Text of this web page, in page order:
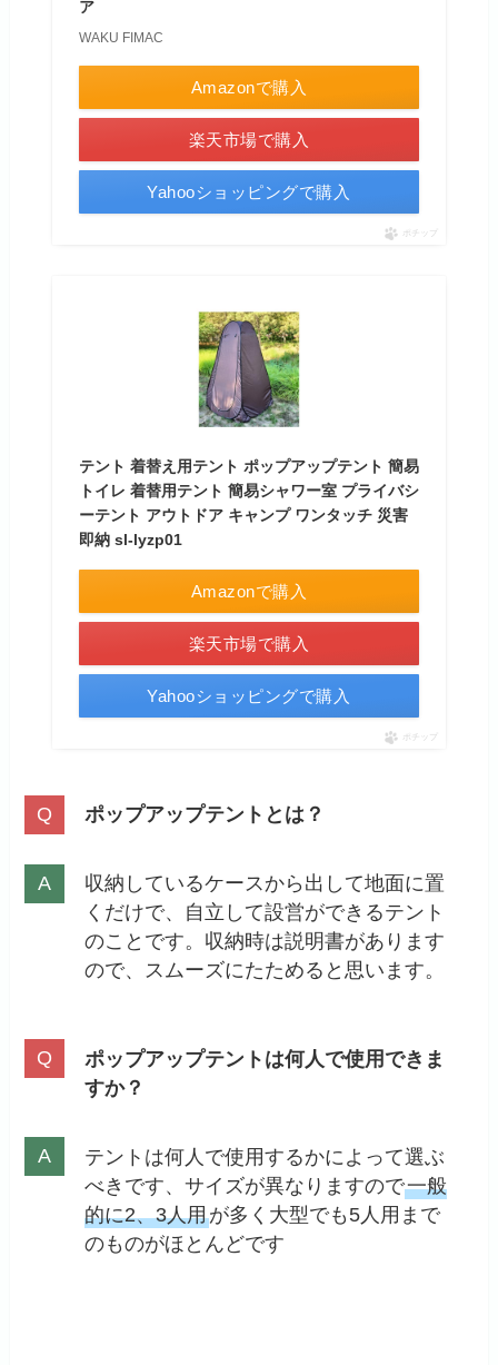
ア
WAKU FIMAC
Amazonで購入
楽天市場で購入
Yahooショッピングで購入
ポチップ
テント 着替え用テント ポップアップテント 簡易
トイレ 着替用テント 簡易シャワー室 プライバシ
ーテント アウトドア キャンプ ワンタッチ 災害
即納 sl-lyzp01
Amazonで購入
楽天市場で購入
Yahooショッピングで購入
ポチップ
ポップアップテントとは？
収納しているケースから出して地面に置
くだけで、自立して設営ができるテント
のことです。収納時は説明書があります
ので、スムーズにたためると思います。
ポップアップテントは何人で使用できま
すか？
テントは何人で使用するかによって選ぶ
べきです、サイズが異なりますので一般
的に2、3人用が多く大型でも5人用まで
のものがほとんどです